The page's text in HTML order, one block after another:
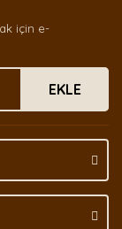
için e-
EKLE